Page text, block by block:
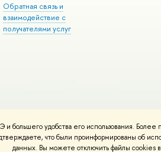
удобства его использования.
что были проинформированы об
данных. Вы можете отключить файлы cookies в
Обратная связь и
взаимодействие с
получателями услуг
Условия использования материалов
вШколе дизайна НИУ ВШЭ